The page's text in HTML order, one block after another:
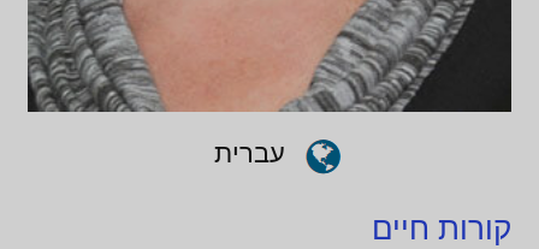
עברית
קורות חיים